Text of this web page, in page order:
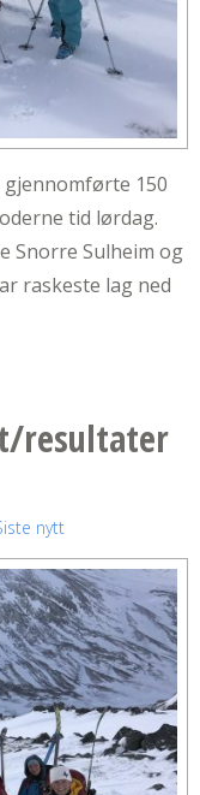
150
tid lørdag.
Snorre Sulheim og
raskeste lag ned
resultater
nytt